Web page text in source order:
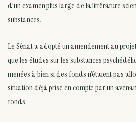
d’un examen plus large de la littérature
substances.
Le Sénat a adopté un amendement au
que les études sur les substances
menées à bien si des fonds n’étaient pas
situation déjà prise en compte par un
fonds.